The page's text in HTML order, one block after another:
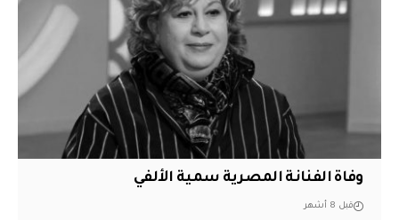
وفاة الفنانة المصرية سمية الألفي
قبل 8 أشهر